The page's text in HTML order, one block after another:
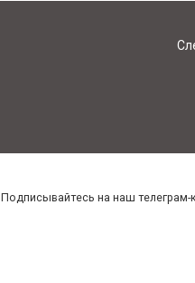
Подписывайтесь на наш телеграм-